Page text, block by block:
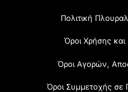
Πολιτική
Όροι Χρήσης και
Όροι Αγορών,
Όροι Συμμετοχής σε